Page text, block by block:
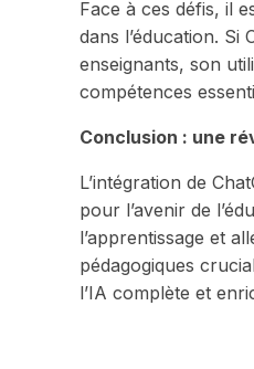
Face à ces défis, il
dans l’éducation.
enseignants, son
compétences
Conclusion : une
L’intégration de
pour l’avenir de
l’apprentissage et
pédagogiques
l’IA complète et